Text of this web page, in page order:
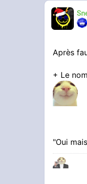
Après
+ Le
"Oui